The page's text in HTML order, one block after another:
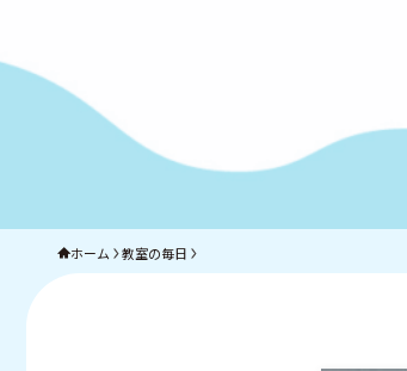
ホーム 教室の毎日